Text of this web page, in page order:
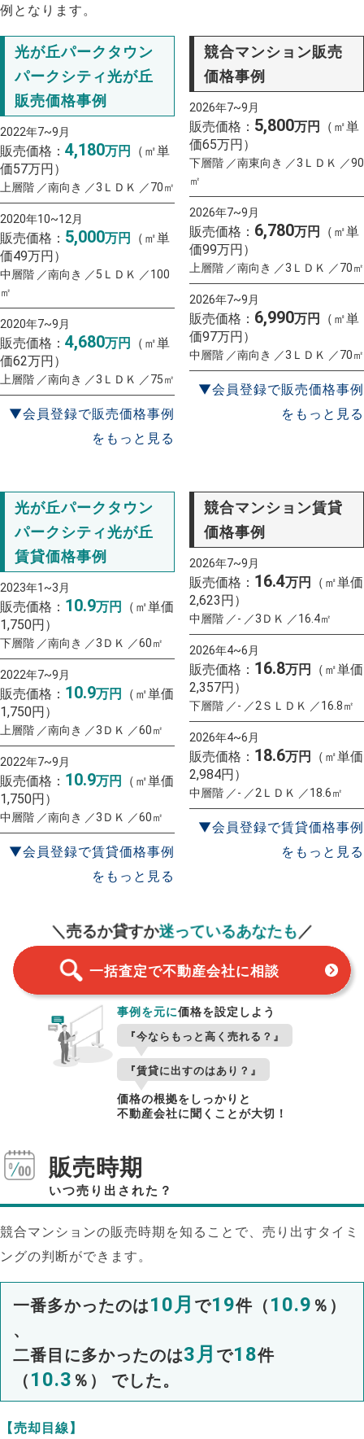
例となります。
光が丘パークタウン
パークシティ光が丘
販売価格事例
2022年7~9月
販売価格： 4,180万円
（㎡単
価57万円）
上層階 ／南向き ／3ＬＤＫ ／70㎡
2020年10~12月
販売価格： 5,000万円
（㎡単
価49万円）
中層階 ／南向き ／5ＬＤＫ ／100
㎡
2020年7~9月
販売価格： 4,680万円
（㎡単
価62万円）
上層階 ／南向き ／3ＬＤＫ ／75㎡
▼会員登録で販売価格事例
をもっと見る
競合マンション販売
価格事例
2026年7~9月
販売価格： 5,800万円
（㎡単
価65万円）
下層階 ／南東向き ／3ＬＤＫ ／90
㎡
2026年7~9月
販売価格： 6,780万円
（㎡単
価99万円）
上層階 ／南向き ／3ＬＤＫ ／70㎡
2026年7~9月
販売価格： 6,990万円
（㎡単
価97万円）
中層階 ／南向き ／3ＬＤＫ ／70㎡
▼会員登録で販売価格事例
をもっと見る
光が丘パークタウン
パークシティ光が丘
賃貸価格事例
2023年1~3月
販売価格： 10.9万円
（㎡単価
1,750円）
下層階 ／南向き ／3ＤＫ ／60㎡
2022年7~9月
販売価格： 10.9万円
（㎡単価
1,750円）
上層階 ／南向き ／3ＤＫ ／60㎡
2022年7~9月
販売価格： 10.9万円
（㎡単価
1,750円）
中層階 ／南向き ／3ＤＫ ／60㎡
▼会員登録で賃貸価格事例
をもっと見る
競合マンション賃貸
価格事例
2026年7~9月
販売価格： 16.4万円
（㎡単価
2,623円）
中層階 ／- ／3ＤＫ ／16.4㎡
2026年4~6月
販売価格： 16.8万円
（㎡単価
2,357円）
下層階 ／- ／2ＳＬＤＫ ／16.8㎡
2026年4~6月
販売価格： 18.6万円
（㎡単価
2,984円）
中層階 ／- ／2ＬＤＫ ／18.6㎡
▼会員登録で賃貸価格事例
をもっと見る
＼売るか貸すか迷っているあなたも／
一括査定で不動産会社に相談
事例を元に価格を設定しよう
『今ならもっと高く売れる？』
『賃貸に出すのはあり？』
価格の根拠をしっかりと
不動産会社に聞くことが大切！
販売時期
いつ売り出された？
競合マンションの販売時期を知ることで、売り出すタイミ
ングの判断ができます。
一番多かったのは10月 で19件（ 10.9 ％）
、
二番目に多かったのは3月 で18件
（ 10.3 ％） でした。
【売却目線】